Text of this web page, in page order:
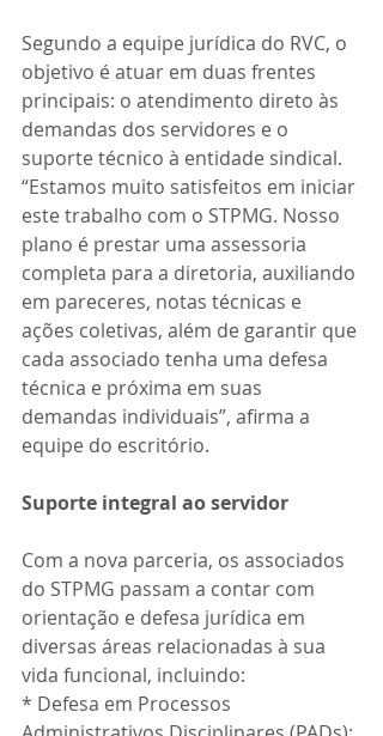
Segundo a equipe jurídica do RVC, o
objetivo é atuar em duas frentes
principais: o atendimento direto às
demandas dos servidores e o
suporte técnico à entidade sindical.
“Estamos muito satisfeitos em iniciar
este trabalho com o STPMG. Nosso
plano é prestar uma assessoria
completa para a diretoria, auxiliando
em pareceres, notas técnicas e
ações coletivas, além de garantir que
cada associado tenha uma defesa
técnica e próxima em suas
demandas individuais”, afirma a
equipe do escritório.
Suporte integral ao servidor
Com a nova parceria, os associados
do STPMG passam a contar com
orientação e defesa jurídica em
diversas áreas relacionadas à sua
vida funcional, incluindo:
* Defesa em Processos